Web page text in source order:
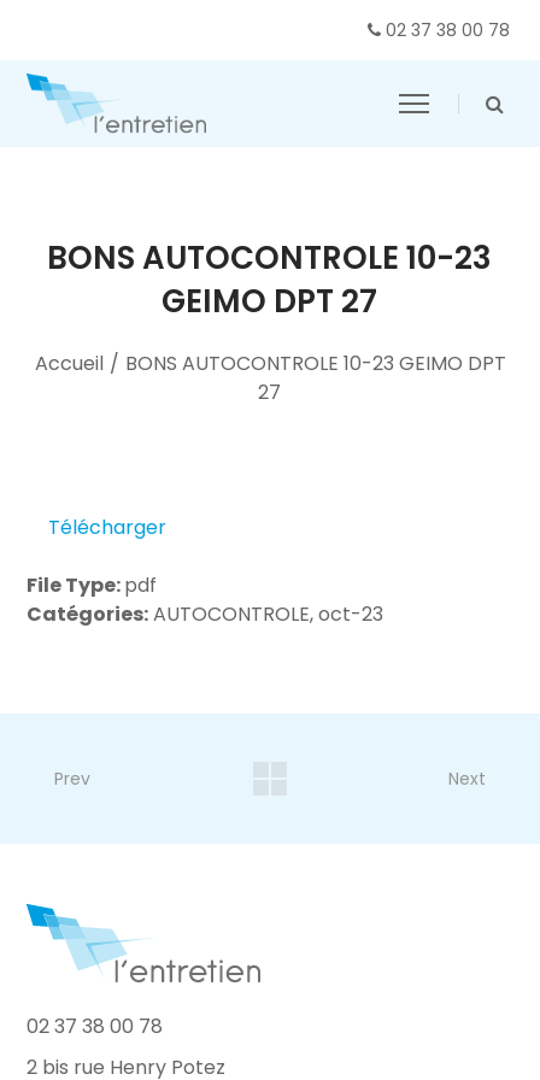
02 37 38 00 78
BONS AUTOCONTROLE 10-23
GEIMO DPT 27
Accueil / BONS AUTOCONTROLE 10-23 GEIMO DPT
27
Télécharger
File Type:pdf
Catégories:AUTOCONTROLE, oct-23
Prev Next
02 37 38 00 78
2 bis rue Henry Potez